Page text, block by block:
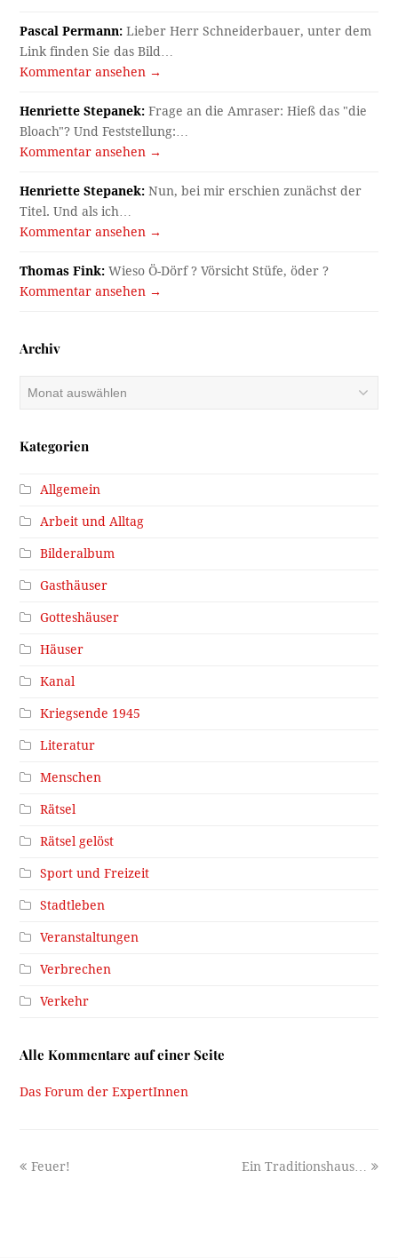
Pascal Permann: Lieber Herr Schneiderbauer, unter dem
Link finden Sie das Bild…
Kommentar ansehen →
Henriette Stepanek: Frage an die Amraser: Hieß das "die
Bloach"? Und Feststellung:…
Kommentar ansehen →
Henriette Stepanek: Nun, bei mir erschien zunächst der
Titel. Und als ich…
Kommentar ansehen →
Thomas Fink: Wieso Ö-Dörf ? Vörsicht Stüfe, öder ?
Kommentar ansehen →
Archiv
Kategorien
Allgemein
Arbeit und Alltag
Bilderalbum
Gasthäuser
Gotteshäuser
Häuser
Kanal
Kriegsende 1945
Literatur
Menschen
Rätsel
Rätsel gelöst
Sport und Freizeit
Stadtleben
Veranstaltungen
Verbrechen
Verkehr
Alle Kommentare auf einer Seite
Das Forum der ExpertInnen
previous
Feuer!
next
Ein Traditionshaus…